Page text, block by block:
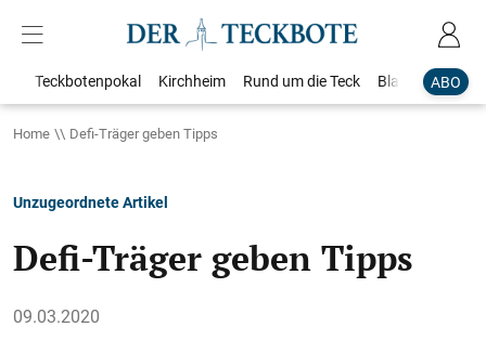
ABO
Teckbotenpokal Kirchheim Rund um die Teck Blaulicht
Home Defi-Träger geben Tipps
Unzugeordnete Artikel
Defi-Träger geben Tipps
09.03.2020